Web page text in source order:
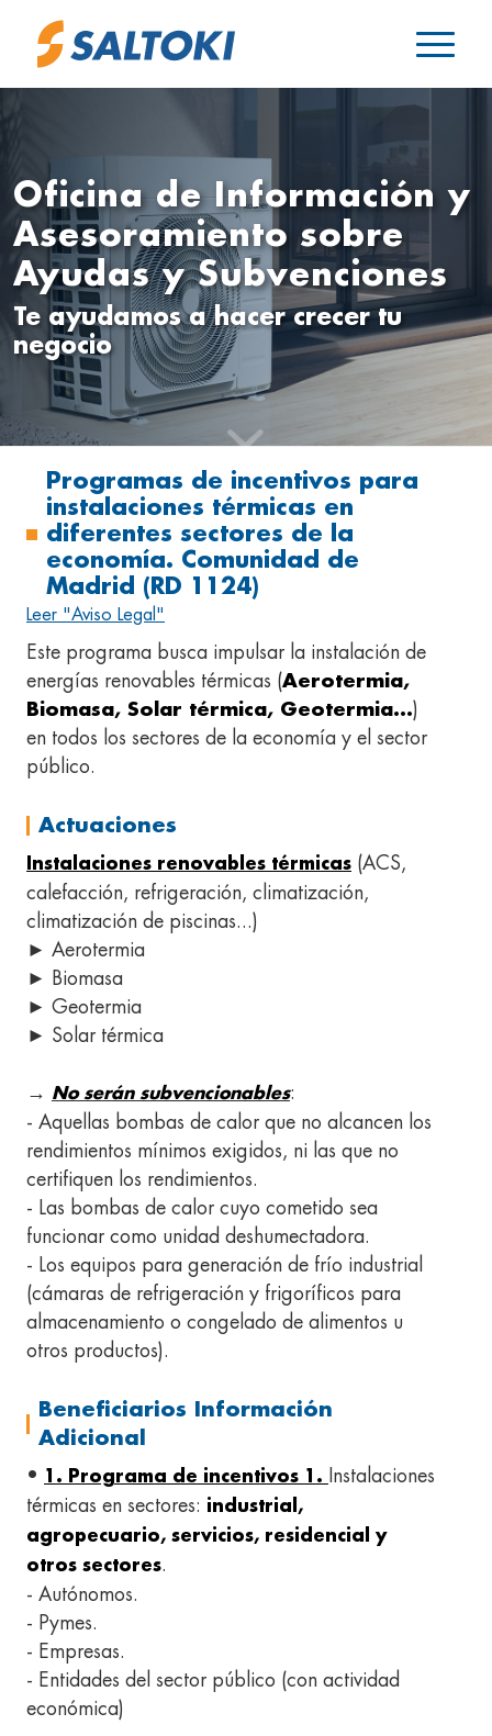
Oficina de Información y
Asesoramiento sobre
Ayudas y Subvenciones
Te ayudamos a hacer crecer tu
negocio
Programas de incentivos para
instalaciones térmicas en
diferentes sectores de la
economía. Comunidad de
Madrid (RD 1124)
Leer "Aviso Legal"
Este programa busca impulsar la instalación de
energías renovables térmicas (Aerotermia,
Biomasa, Solar térmica, Geotermia...)
en todos los sectores de la economía y el sector
público.
Actuaciones
Instalaciones renovables térmicas (ACS,
calefacción, refrigeración, climatización,
climatización de piscinas...)
► Aerotermia
► Biomasa
► Geotermia
► Solar térmica
→ No serán subvencionables:
- Aquellas bombas de calor que no alcancen los
rendimientos mínimos exigidos, ni las que no
certifiquen los rendimientos.
- Las bombas de calor cuyo cometido sea
funcionar como unidad deshumectadora.
- Los equipos para generación de frío industrial
(cámaras de refrigeración y frigoríficos para
almacenamiento o congelado de alimentos u
otros productos).
Beneficiarios Información
Adicional
• 1. Programa de incentivos 1.
Instalaciones
térmicas en sectores: industrial,
agropecuario, servicios, residencial y
otros sectores.
- Autónomos.
- Pymes.
- Empresas.
- Entidades del sector público (con actividad
económica)